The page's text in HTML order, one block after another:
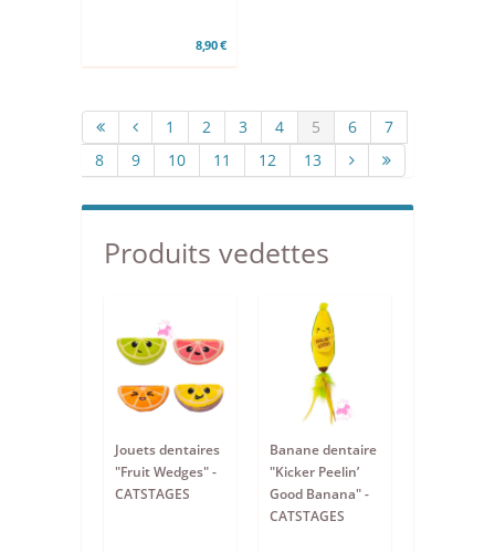
8,90 €
1 2 3 4 5 6
7
8
9 10 11 12 13
Produits vedettes
Jouets dentaires
"Fruit Wedges" -
CATSTAGES
Banane dentaire
"Kicker Peelin’
Good Banana" -
CATSTAGES